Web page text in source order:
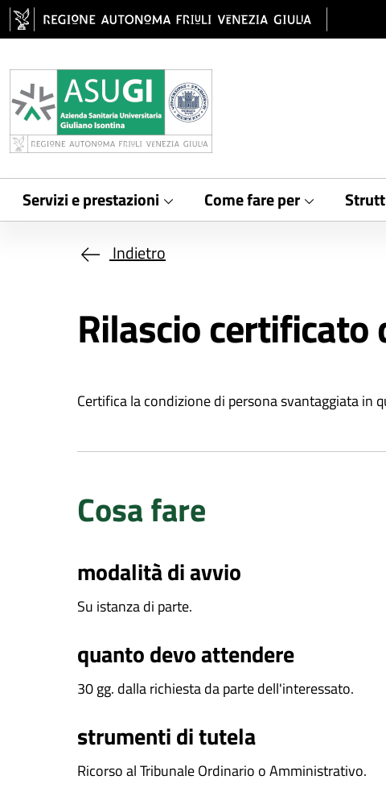
Salta al contenuto principale
Servizi e prestazioni Come fare per
Indietro
Rilascio
Certifica la condizione di persona svantaggiata in
Cosa fare
modalità di avvio
Su istanza di parte.
quanto devo attendere
30 gg. dalla richiesta da parte dell'interessato.
strumenti di tutela
Ricorso al Tribunale Ordinario o Amministrativo.